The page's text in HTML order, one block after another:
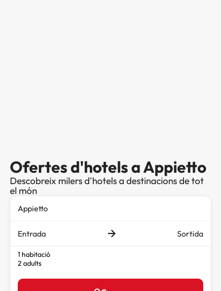
Ofertes d'hotels a Appietto
Descobreix milers d'hotels a destinacions de tot
el món
Entrada Sortida
1 habitació
2 adults